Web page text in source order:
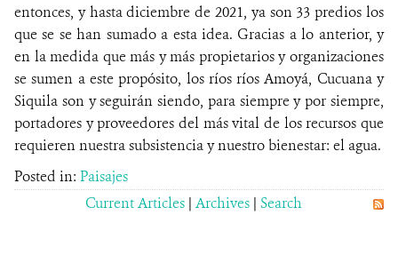
entonces, y hasta diciembre de 2021, ya son 33 predios los
que se se han sumado a esta idea. Gracias a lo anterior, y
en la medida que más y más propietarios y organizaciones
se sumen a este propósito, los ríos ríos Amoyá, Cucuana y
Siquila son y seguirán siendo, para siempre y por siempre,
portadores y proveedores del más vital de los recursos que
requieren nuestra subsistencia y nuestro bienestar: el agua.
Posted in: Paisajes
Current Articles | Archives | Search